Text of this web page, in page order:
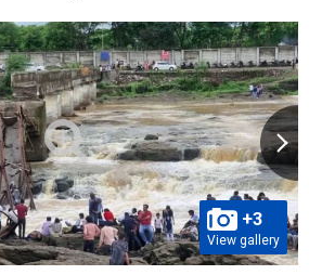
+3
View gallery